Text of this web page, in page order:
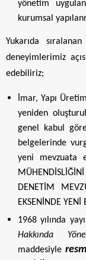
yönetim
kurumsal
Yukarıda
deneyimlerimiz
edebiliriz;
İmar, Yapı
yeniden
genel kabul
belgelerinde
yeni mevzuata
DENETİM
EKSENİNDE
1968 yılında
Hakkında
maddesiyle